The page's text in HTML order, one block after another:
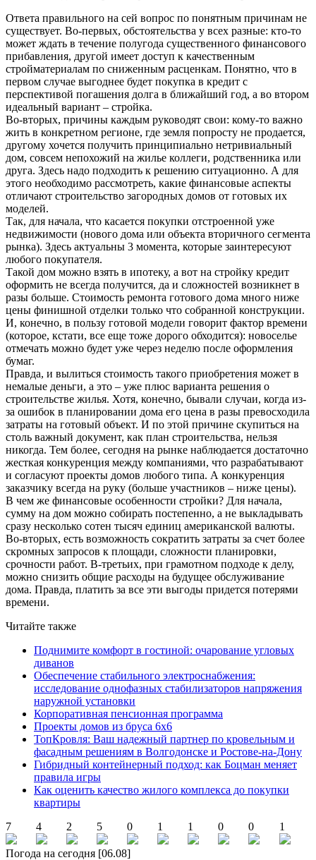
Ответа правильного на сей вопрос по понятным причинам не
существует. Во-первых, обстоятельства у всех разные: кто-то
может ждать в течение полугода существенного финансового
прибавления, другой имеет доступ к качественным
стройматериалам по сниженным расценкам. Понятно, что в
первом случае выгоднее будет покупка в кредит с
перспективой погашения долга в ближайший год, а во втором
идеальный вариант – стройка.
Во-вторых, причины каждым руководят свои: кому-то важно
жить в конкретном регионе, где земля попросту не продается,
другому хочется получить принципиально нетривиальный
дом, совсем непохожий на жилье коллеги, родственника или
друга. Здесь надо подходить к решению ситуационно. А для
этого необходимо рассмотреть, какие финансовые аспекты
отличают строительство загородных домов от готовых их
моделей.
Так, для начала, что касается покупки отстроенной уже
недвижимости (нового дома или объекта вторичного сегмента
рынка). Здесь актуальны 3 момента, которые заинтересуют
любого покупателя.
Такой дом можно взять в ипотеку, а вот на стройку кредит
оформить не всегда получится, да и сложностей возникнет в
разы больше. Стоимость ремонта готового дома много ниже
цены финишной отделки только что собранной конструкции.
И, конечно, в пользу готовой модели говорит фактор времени
(которое, кстати, все еще тоже дорого обходится): новоселье
отмечать можно будет уже через неделю после оформления
бумаг.
Правда, и вылиться стоимость такого приобретения может в
немалые деньги, а это – уже плюс варианта решения о
строительстве жилья. Хотя, конечно, бывали случаи, когда из-
за ошибок в планировании дома его цена в разы превосходила
затраты на готовый объект. И по этой причине скупиться на
столь важный документ, как план строительства, нельзя
никогда. Тем более, сегодня на рынке наблюдается достаточно
жесткая конкуренция между компаниями, что разрабатывают
и согласуют проекты домов любого типа. А конкуренция
заказчику всегда на руку (больше участников – ниже цены).
В чем же финансовые особенности стройки? Для начала,
сумму на дом можно собирать постепенно, а не выкладывать
сразу несколько сотен тысяч единиц американской валюты.
Во-вторых, есть возможность сократить затраты за счет более
скромных запросов к площади, сложности планировки,
срочности работ. В-третьих, при грамотном подходе к делу,
можно снизить общие расходы на будущее обслуживание
дома. Правда, платить за все эти выгоды придется потерями
времени.
Читайте также
Поднимите комфорт в гостиной: очарование угловых
диванов
Обеспечение стабильного электроснабжения:
исследование однофазных стабилизаторов напряжения
наружной установки
Корпоративная пенсионная программа
Проекты домов из бруса 6х6
ТопКровля: Ваш надежный партнер по кровельным и
фасадным решениям в Волгодонске и Ростове-на-Дону
Гибридный контейнерный подход: как Боцман меняет
правила игры
Как оценить качество жилого комплекса до покупки
квартиры
7
4 2 5 0 1 1 0 0 1
Погода на сегодня [06.08]